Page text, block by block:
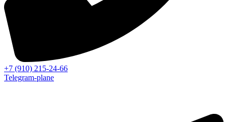
+7 (910) 215-24-66
Telegram-plane